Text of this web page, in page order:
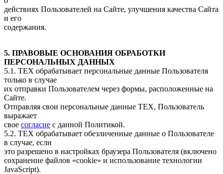
действиях Пользователей на Сайте, улучшения качества Cайта
и его
содержания.
5. ПРАВОВЫЕ ОСНОВАНИЯ ОБРАБОТКИ
ПЕРСОНАЛЬНЫХ ДАННЫХ
5.1. ТЕХ обрабатывает персональные данные Пользователя
только в случае
их отправки Пользователем через формы, расположенные на
Cайте.
Отправляя свои персональные данные ТЕХ, Пользователь
выражает
свое согласие с данной Политикой.
5.2. ТЕХ обрабатывает обезличенные данные о Пользователе
в случае, если
это разрешено в настройках браузера Пользователя (включено
сохранение файлов «cookie» и использование технологии
JavaScript).